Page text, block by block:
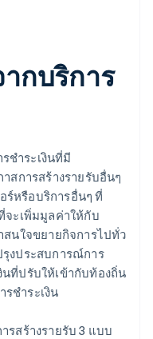
กบริการ
ชำระเงินที่มี
สการสร้างรายรับอื่นๆ
ร์หรือบริการอื่นๆ ที่
จะเพิ่มมูลค่าให้กับ
นใจขยายกิจการไปทั่ว
งประสบการณ์การ
นที่ปรับให้เข้ากับท้องถิ่น
ชำระเงิน
รสร้างรายรับ 3 แบบ